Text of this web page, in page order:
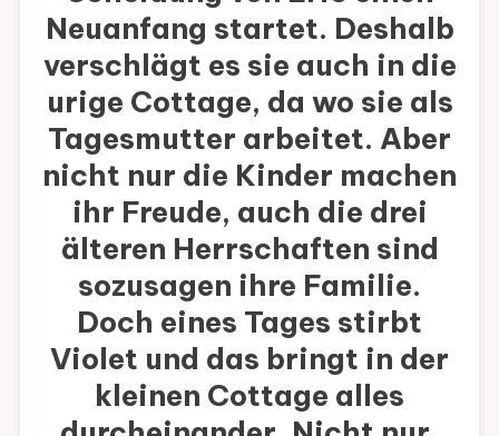
Neuanfang startet. Deshalb
verschlägt es sie auch in die
urige Cottage, da wo sie als
Tagesmutter arbeitet. Aber
nicht nur die Kinder machen
ihr Freude, auch die drei
älteren Herrschaften sind
sozusagen ihre Familie.
Doch eines Tages stirbt
Violet und das bringt in der
kleinen Cottage alles